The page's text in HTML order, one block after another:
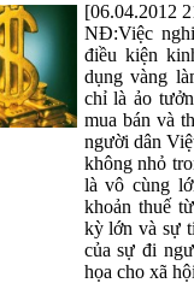
[06.04.2012
NĐ:Việc
điều kiện
dụng vàng
chỉ là ảo
mua bán và
người dân
không nhỏ
là vô cùng
khoản thuế
kỳ lớn và sự
của sự đi
họa cho xã